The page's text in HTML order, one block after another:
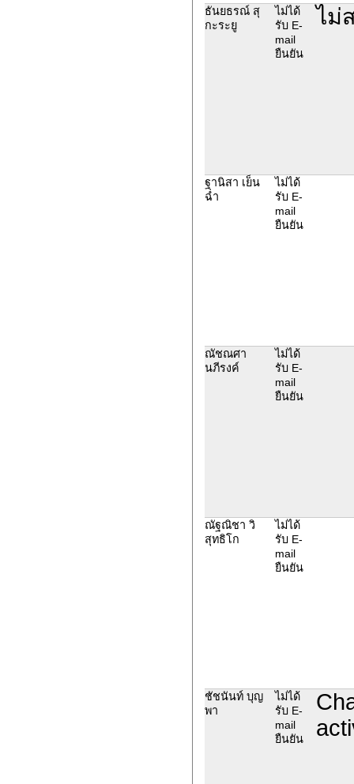
ธันยธรณ์ สุ
กะระยู
ไม่ได้
รับ E-
mail
ยืนยัน
ไม่
ฐานิสา เย็น
ฉ่ำ
ไม่ได้
รับ E-
mail
ยืนยัน
ณัชณศา
นภีรงค์
ไม่ได้
รับ E-
mail
ยืนยัน
ณัฐณิชา วิ
สุทธิโก
ไม่ได้
รับ E-
mail
ยืนยัน
ชัชนันท์ บุญ
พา
ไม่ได้
รับ E-
mail
ยืนยัน